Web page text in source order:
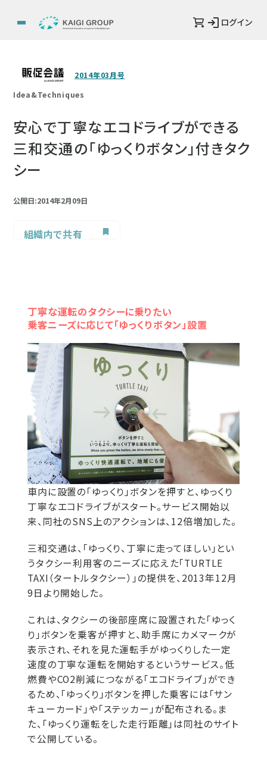
ログイン
2014年03月号
Idea&Techniques
安心で丁寧なエコドライブができる
三和交通の「ゆっくりボタン」付きタク
シー
公開日:2014年2月09日
組織内で共有
丁寧な運転のタクシーに乗りたい
乗客ニーズに応じて「ゆっくりボタン」設置
車内に設置の「ゆっくり」ボタンを押すと、ゆっくり
丁寧なエコドライブがスタート。サービス開始以
来、同社のSNS上のアクションは、12倍増加した。
三和交通は、「ゆっくり、丁寧に走ってほしい」とい
うタクシー利用客のニーズに応えた「TURTLE
TAXI（タートルタクシー）」の提供を、2013年12月
9日より開始した。
これは、タクシーの後部座席に設置された「ゆっく
り」ボタンを乗客が押すと、助手席にカメマークが
表示され、それを見た運転手がゆっくりした一定
速度の丁寧な運転を開始するというサービス。低
燃費やCO2削減につながる「エコドライブ」ができ
るため、「ゆっくり」ボタンを押した乗客には「サン
キューカード」や「ステッカー」が配布される。ま
た、「ゆっくり運転をした走行距離」は同社のサイト
で公開している。